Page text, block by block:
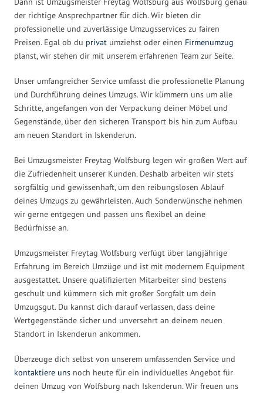
der richtige Ansprechpartner für dich. Wir bieten dir
professionelle und zuverlässige Umzugsservices zu fairen
Preisen. Egal ob du privat umziehst oder einen Firmenumzug
planst, wir stehen dir mit unserem erfahrenen Team zur Seite.
Unser umfangreicher Service umfasst die professionelle Planung
und Durchführung deines Umzugs. Wir kümmern uns um alle
Schritte, angefangen von der Verpackung deiner Möbel und
Gegenstände, über den sicheren Transport bis hin zum Aufbau
am neuen Standort in Iskenderun.
Bei Umzugsmeister Freytag Wolfsburg legen wir großen Wert auf
die Zufriedenheit unserer Kunden. Deshalb arbeiten wir stets
sorgfältig und gewissenhaft, um den reibungslosen Ablauf
deines Umzugs zu gewährleisten. Auch Sonderwünsche nehmen
wir gerne entgegen und passen uns flexibel an deine
Bedürfnisse an.
Umzugsmeister Freytag Wolfsburg verfügt über langjährige
Erfahrung im Bereich Umzüge und ist mit modernem Equipment
ausgestattet. Unsere qualifizierten Mitarbeiter sind bestens
geschult und kümmern sich mit großer Sorgfalt um dein
Umzugsgut. Du kannst dich darauf verlassen, dass deine
Wertgegenstände sicher und unversehrt an deinem neuen
Standort in Iskenderun ankommen.
Überzeuge dich selbst von unserem umfassenden Service und
kontaktiere uns noch heute für ein individuelles Angebot für
deinen Umzug von Wolfsburg nach Iskenderun. Wir freuen uns